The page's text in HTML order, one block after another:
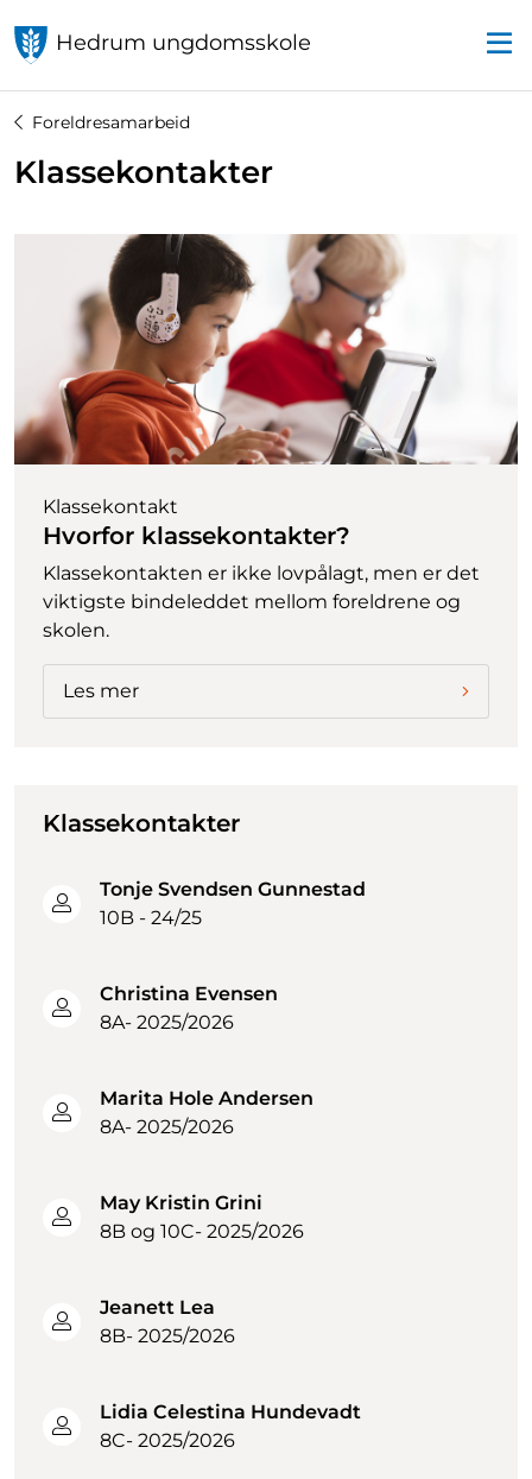
Hedrum ungdomsskole
Foreldresamarbeid
Klassekontakter
Klassekontakt
Hvorfor klassekontakter?
Klassekontakten er ikke lovpålagt, men er det
viktigste bindeleddet mellom foreldrene og
skolen.
Les mer
Klassekontakter
Tonje Svendsen Gunnestad
10B - 24/25
Christina Evensen
8A- 2025/2026
Marita Hole Andersen
8A- 2025/2026
May Kristin Grini
8B og 10C- 2025/2026
Jeanett Lea
8B- 2025/2026
Lidia Celestina Hundevadt
8C- 2025/2026